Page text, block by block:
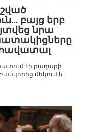
բայց երբ
նրա
հավատալ
էի քաղաքի
մեկում և